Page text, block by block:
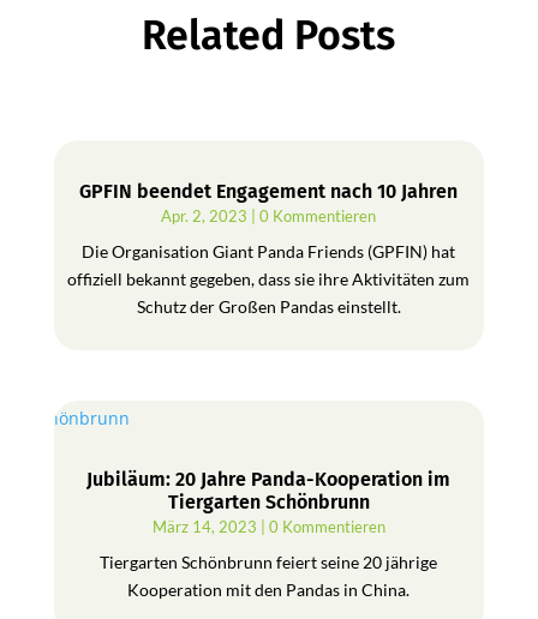
Related Posts
GPFIN beendet Engagement nach 10 Jahren
Apr. 2, 2023 | 0 Kommentieren
Die Organisation Giant Panda Friends (GPFIN) hat
offiziell bekannt gegeben, dass sie ihre Aktivitäten zum
Schutz der Großen Pandas einstellt.
Jubiläum: 20 Jahre Panda-Kooperation im
Tiergarten Schönbrunn
März 14, 2023 | 0 Kommentieren
Tiergarten Schönbrunn feiert seine 20 jährige
Kooperation mit den Pandas in China.